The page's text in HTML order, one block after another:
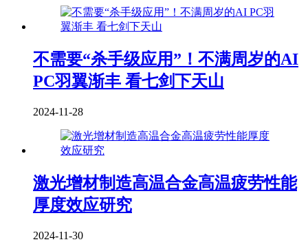
不需要“杀手级应用”！不满周岁的AI
PC羽翼渐丰 看七剑下天山
2024-11-28
激光增材制造高温合金高温疲劳性能
厚度效应研究
2024-11-30